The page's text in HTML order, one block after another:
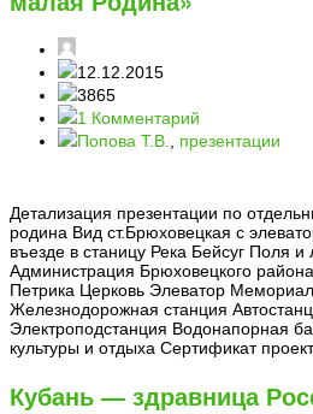
12.12.2015
3865
1 Комментарий
Попова Т.В.
презентации
Детализация презентации по
родина Вид ст.Брюховецкая с
въезде в станицу Река Бейсуг Поля и
Администрация Брюховецкого
Петрика Церковь Элеватор
Железнодорожная станция
Электроподстанция Водонапорная
культуры и отдыха Сертификат
Кубань — здравница